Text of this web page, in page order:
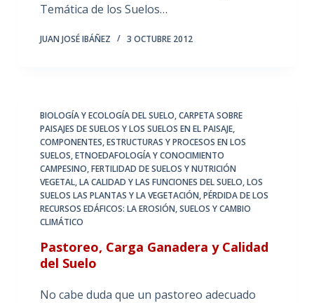
Temática de los Suelos…
JUAN JOSÉ IBÁÑEZ 3 OCTUBRE 2012
BIOLOGÍA Y ECOLOGÍA DEL SUELO,CARPETA SOBRE
PAISAJES DE SUELOS Y LOS SUELOS EN EL PAISAJE,
COMPONENTES, ESTRUCTURAS Y PROCESOS EN LOS
SUELOS,ETNOEDAFOLOGÍA Y CONOCIMIENTO
CAMPESINO,FERTILIDAD DE SUELOS Y NUTRICIÓN
VEGETAL,LA CALIDAD Y LAS FUNCIONES DEL SUELO,LOS
SUELOS LAS PLANTAS Y LA VEGETACIÓN,PÉRDIDA DE LOS
RECURSOS EDÁFICOS: LA EROSIÓN,SUELOS Y CAMBIO
CLIMÁTICO
Pastoreo, Carga Ganadera y Calidad
del Suelo
No cabe duda que un pastoreo adecuado